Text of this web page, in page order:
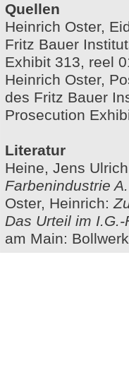
Quellen
Heinrich Oster,
Fritz Bauer
Exhibit 313, reel
Heinrich Oster,
des Fritz Bauer
Prosecution
Literatur
Heine, Jens
Farbenindustrie
Oster, Heinrich:
Das Urteil im
am Main: